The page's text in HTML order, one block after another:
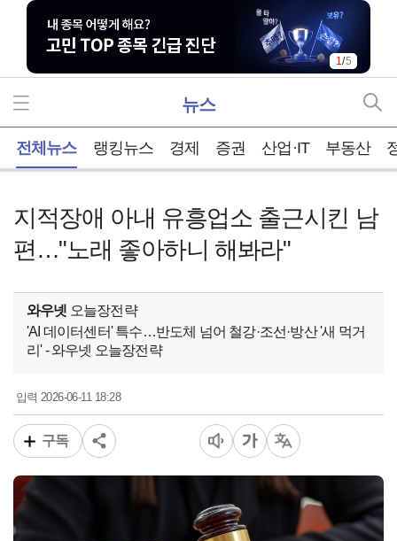
2/5
뉴스
전체뉴스 랭킹뉴스 경제 증권 산업·IT 부동산
지적장애 아내 유흥업소 출근시킨 남
편…"노래 좋아하니 해봐라"
와우넷 오늘장전략
'AI 데이터센터' 특수…반도체 넘어 철강·조선·방산 '새 먹거
리' - 와우넷 오늘장전략
입력2026-06-11 18:28
구독